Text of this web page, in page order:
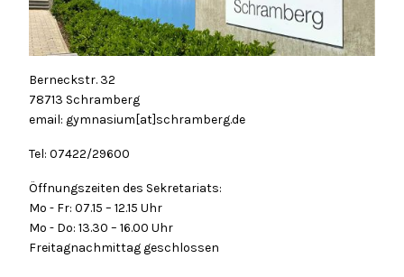
Berneckstr. 32
78713 Schramberg
email: gymnasium[at]schramberg.de
Tel: 07422/29600
Öffnungszeiten des Sekretariats:
Mo - Fr: 07.15 – 12.15 Uhr
Mo - Do: 13.30 – 16.00 Uhr
Freitagnachmittag geschlossen